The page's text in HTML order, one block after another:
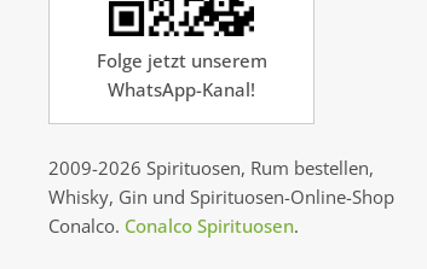
Folge jetzt unserem
WhatsApp-Kanal!
2009-2026 Spirituosen, Rum bestellen,
Whisky, Gin und Spirituosen-Online-Shop
Conalco. Conalco Spirituosen.